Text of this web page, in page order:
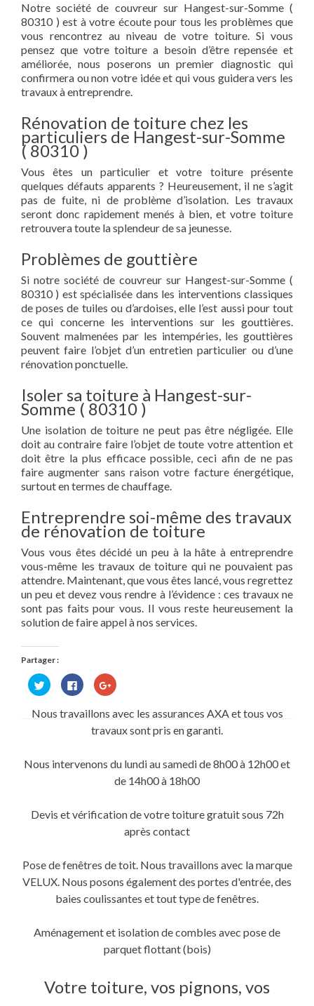
Notre société de couvreur sur Hangest-sur-Somme (
80310 ) est à votre écoute pour tous les problèmes que
vous rencontrez au niveau de votre toiture. Si vous
pensez que votre toiture a besoin d’être repensée et
améliorée, nous poserons un premier diagnostic qui
confirmera ou non votre idée et qui vous guidera vers les
travaux à entreprendre.
Rénovation de toiture chez les
particuliers de Hangest-sur-Somme
( 80310 )
Vous êtes un particulier et votre toiture présente
quelques défauts apparents ? Heureusement, il ne s’agit
pas de fuite, ni de problème d’isolation. Les travaux
seront donc rapidement menés à bien, et votre toiture
retrouvera toute la splendeur de sa jeunesse.
Problèmes de gouttière
Si notre société de couvreur sur Hangest-sur-Somme (
80310 ) est spécialisée dans les interventions classiques
de poses de tuiles ou d’ardoises, elle l’est aussi pour tout
ce qui concerne les interventions sur les gouttières.
Souvent malmenées par les intempéries, les gouttières
peuvent faire l’objet d’un entretien particulier ou d’une
rénovation ponctuelle.
Isoler sa toiture à Hangest-sur-
Somme ( 80310 )
Une isolation de toiture ne peut pas être négligée. Elle
doit au contraire faire l’objet de toute votre attention et
doit être la plus efficace possible, ceci afin de ne pas
faire augmenter sans raison votre facture énergétique,
surtout en termes de chauffage.
Entreprendre soi-même des travaux
de rénovation de toiture
Vous vous êtes décidé un peu à la hâte à entreprendre
vous-même les travaux de toiture qui ne pouvaient pas
attendre. Maintenant, que vous êtes lancé, vous regrettez
un peu et devez vous rendre à l’évidence : ces travaux ne
sont pas faits pour vous. Il vous reste heureusement la
solution de faire appel à nos services.
Partager :
Cliquez
pour
partager
Twitter(ouvre
Cliquez
pour
partager
sur
Facebook(ouvre
dans
une
Cliquez
pour
Google+
dans
fenêtre)
Nous travaillons avec les assurances AXA et tous vos
travaux sont pris en garanti.
Nous intervenons du lundi au samedi de 8h00 à 12h00 et
de 14h00 à 18h00
Devis et vérification de votre toiture gratuit sous 72h
après contact
Pose de fenêtres de toit. Nous travaillons avec la marque
VELUX. Nous posons également des portes d'entrée, des
baies coulissantes et tout type de fenêtres.
Aménagement et isolation de combles avec pose de
parquet flottant (bois)
Votre toiture, vos pignons, vos